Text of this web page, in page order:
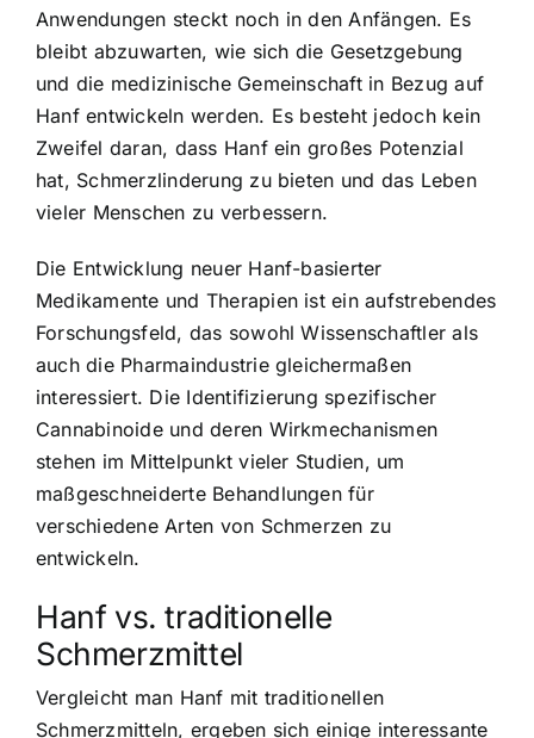
Anwendungen steckt noch in den Anfängen. Es
bleibt abzuwarten, wie sich die Gesetzgebung
und die medizinische Gemeinschaft in Bezug auf
Hanf entwickeln werden. Es besteht jedoch kein
Zweifel daran, dass Hanf ein großes Potenzial
hat, Schmerzlinderung zu bieten und das Leben
vieler Menschen zu verbessern.
Die Entwicklung neuer Hanf-basierter
Medikamente und Therapien ist ein aufstrebendes
Forschungsfeld, das sowohl Wissenschaftler als
auch die Pharmaindustrie gleichermaßen
interessiert. Die Identifizierung spezifischer
Cannabinoide und deren Wirkmechanismen
stehen im Mittelpunkt vieler Studien, um
maßgeschneiderte Behandlungen für
verschiedene Arten von Schmerzen zu
entwickeln.
Hanf vs. traditionelle
Schmerzmittel
Vergleicht man Hanf mit traditionellen
Schmerzmitteln, ergeben sich einige interessante